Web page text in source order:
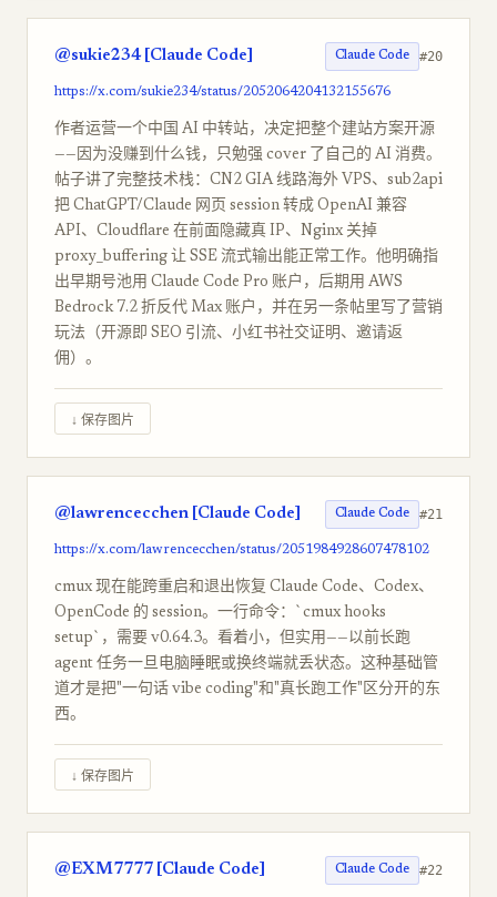
@sukie234 [Claude Code] Claude Code #20
https://x.com/sukie234/status/2052064204132155676
作者运营一个中国 AI 中转站，决定把整个建站方案开源
——因为没赚到什么钱，只勉强 cover 了自己的 AI 消费。
帖子讲了完整技术栈：CN2 GIA 线路海外 VPS、sub2api
把 ChatGPT/Claude 网页 session 转成 OpenAI 兼容
API、Cloudflare 在前面隐藏真 IP、Nginx 关掉
proxy_buffering 让 SSE 流式输出能正常工作。他明确指
出早期号池用 Claude Code Pro 账户，后期用 AWS
Bedrock 7.2 折反代 Max 账户，并在另一条帖里写了营销
玩法（开源即 SEO 引流、小红书社交证明、邀请返
佣）。
↓ 保存图片
@lawrencecchen [Claude Code] Claude Code #21
https://x.com/lawrencecchen/status/2051984928607478102
cmux 现在能跨重启和退出恢复 Claude Code、Codex、
OpenCode 的 session。一行命令：`cmux hooks
setup`，需要 v0.64.3。看着小，但实用——以前长跑
agent 任务一旦电脑睡眠或换终端就丢状态。这种基础管
道才是把"一句话 vibe coding"和"真长跑工作"区分开的东
西。
↓ 保存图片
@EXM7777 [Claude Code] Claude Code #22